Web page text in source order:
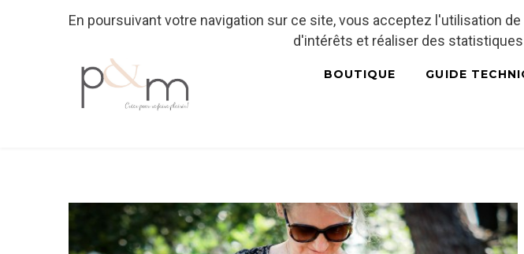
Euro | USD
BOUTIQUE GUIDE
En poursuivant votre navigation sur ce site, vous acceptez l'utilisation
d'intérêts et réaliser des